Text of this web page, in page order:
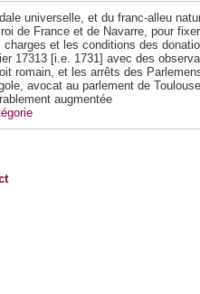
universelle, et du franc-alleu
de France et de Navarre, pour
et les conditions des
17313 [i.e. 1731] avec des
romain, et les arrêts des
avocat au parlement de
augmentée